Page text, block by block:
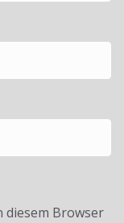
diesem Browser